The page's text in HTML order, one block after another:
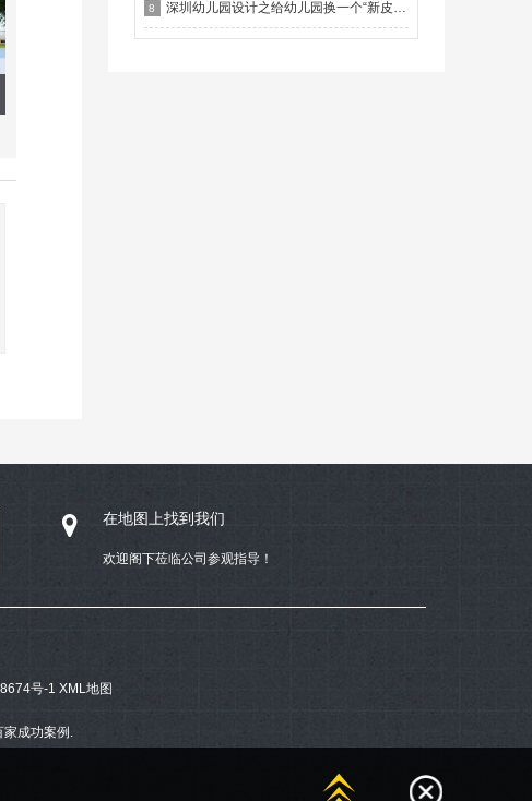
8 深圳幼儿园设计之给幼儿园换一个“新皮肤”
在地图上找到我们
欢迎阁下莅临公司参观指导！
号-1 XML地图
成功案例.